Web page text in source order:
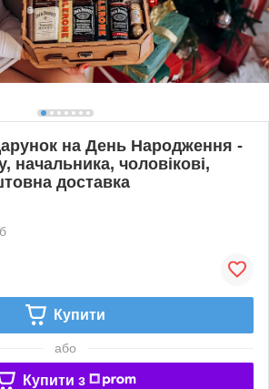
на День Народження -
начальника, чоловікові,
доставка
Купити
або
Купити з